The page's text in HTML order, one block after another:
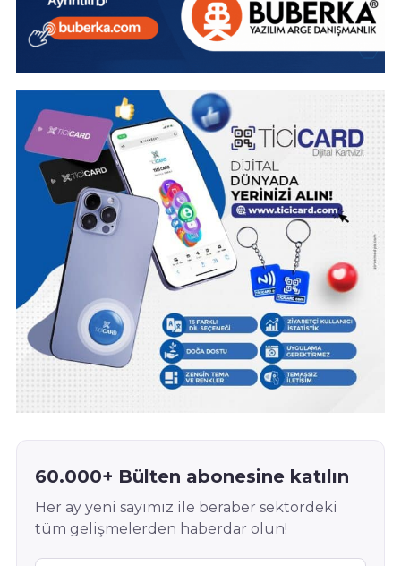
60.000+ Bülten abonesine katılın
Her ay yeni sayımız ile beraber sektördeki
tüm gelişmelerden haberdar olun!